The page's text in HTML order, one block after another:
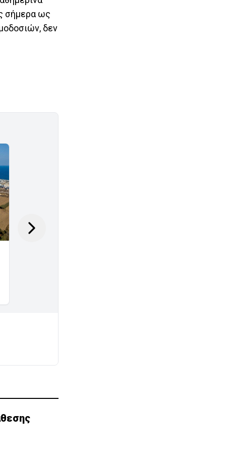
σήμερα ως
δεν